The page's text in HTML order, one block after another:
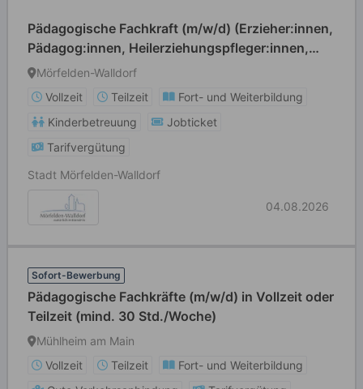
Pädagogische Fachkraft (m/w/d) (Erzieher:innen,
Pädagog:innen, Heilerziehungspfleger:innen,
Grund- und Förderschullehrer:innen o. ä.)
Mörfelden-Walldorf
Vollzeit
Teilzeit
Fort- und Weiterbildung
Kinderbetreuung
Jobticket
Tarifvergütung
Stadt Mörfelden-Walldorf
04.08.2026
Sofort-Bewerbung
Pädagogische Fachkräfte (m/w/d) in Vollzeit oder
Teilzeit (mind. 30 Std./Woche)
Mühlheim am Main
Vollzeit
Teilzeit
Fort- und Weiterbildung